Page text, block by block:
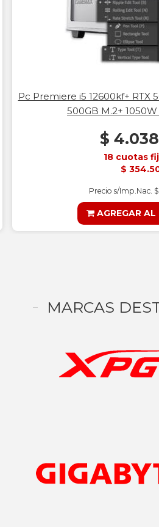
Pc Premiere i5 12600kf+ RTX
500GB M.2+
$
18 cuotas
$
Precio s/Imp.Nac.
AGREGAR
MARCAS